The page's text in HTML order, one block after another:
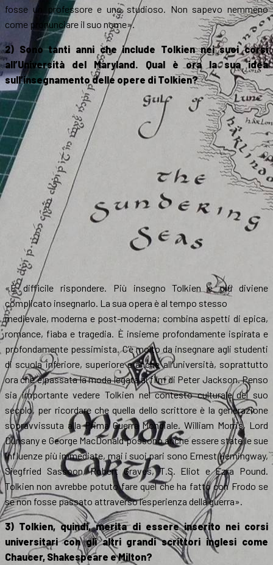
fosse un professore e uno studioso. Non sapevo nemmeno
come pronunciare il suo nome».
2) Sono tanti anni che include Tolkien nei suoi corsi
all’Università del Maryland. Qual è ora la sua idea
sull’insegnamento delle opere di Tolkien?
«È difficile rispondere. Più insegno Tolkien e più diviene
complicato insegnarlo. La sua opera è al tempo stesso
medievale, moderna e post-moderna; combina aspetti di epica,
romance, fiaba e tragedia. È insieme profondamente ispirata e
profondamente pessimista. C’è molto da insegnare agli studenti
di scuola inferiore, superiore e anche all’università, soprattutto
ora che è passata la moda legata ai film di Peter Jackson. Penso
sia importante vedere Tolkien nel contesto culturale del suo
secolo, per ricordare che quella dello scrittore è la generazione
sopravvissuta alla Prima Guerra Mondiale. William Morris, Lord
Dunsany e George MacDonald possono anche essere state le sue
influenze più immediate, mai i suoi pari sono Ernest Hemingway,
Siegfried Sassoon, Robert Graves, T.S. Eliot e Ezra Pound.
Tolkien non avrebbe potuto fare quel che ha fatto con Frodo se
se non fosse passato attraverso l’esperienza della guerra».
3) Tolkien, quindi, merita di essere inserito nei corsi
universitari con gli altri grandi scrittori inglesi come
Chaucer, Shakespeare e Milton?